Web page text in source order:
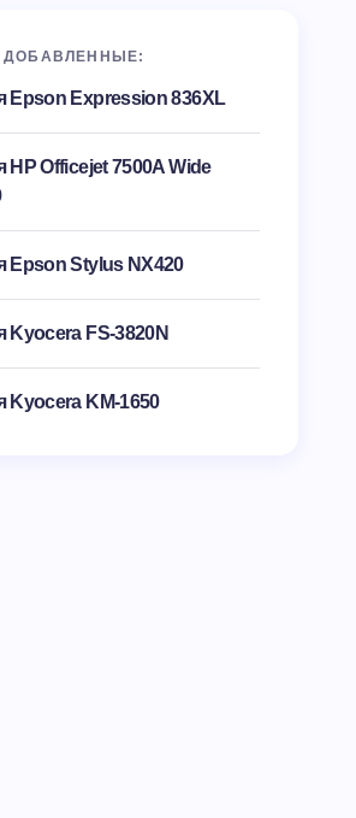
ДОБАВЛЕННЫЕ:
Epson Expression 836XL
Officejet 7500A Wide
Epson Stylus NX420
Kyocera FS-3820N
Kyocera KM-1650